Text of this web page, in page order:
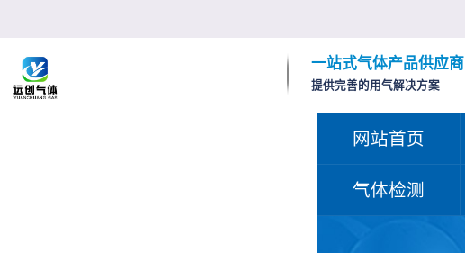
一站式气体产品供应商
提供完善的用气解决方案
网站首页
气体检测